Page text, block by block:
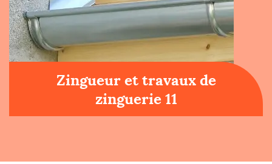
Zingueur et travaux de
zinguerie 11